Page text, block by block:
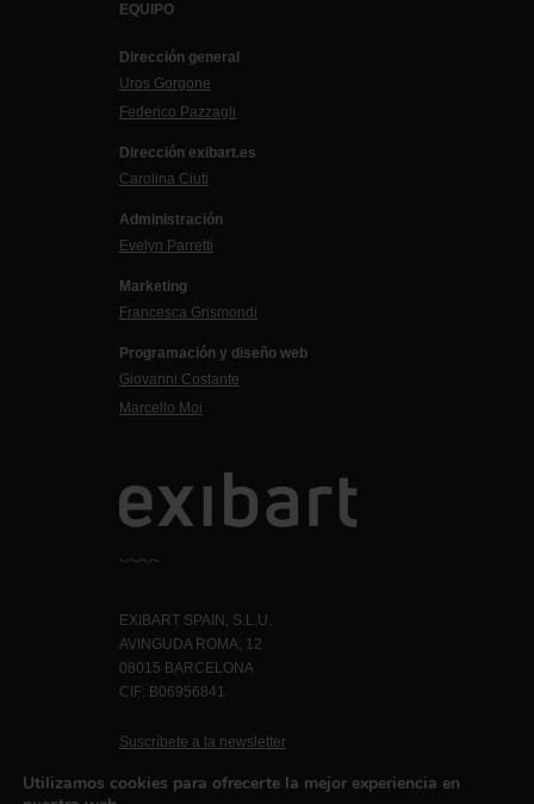
EQUIPO
Dirección general
Uros Gorgone
Federico Pazzagli
Dirección exibart.es
Carolina Ciuti
Administración
Evelyn Parretti
Marketing
Francesca Grismondi
Programación y diseño web
Giovanni Costante
Marcello Moi
EXIBART SPAIN, S.L.U.
AVINGUDA ROMA, 12
08015 BARCELONA
CIF: B06956841
Suscríbete a la newsletter
Utilizamos cookies para ofrecerte la mejor experiencia en